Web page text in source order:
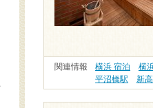
関連情報 横浜 宿泊 横
平沼橋駅
新